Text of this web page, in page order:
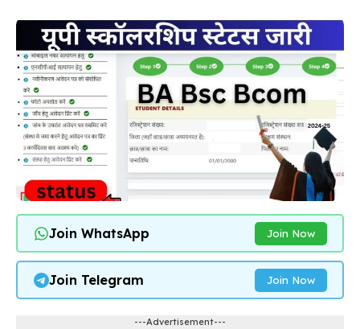
Join WhatsApp Join Now
Join Telegram Join Now
---Advertisement---